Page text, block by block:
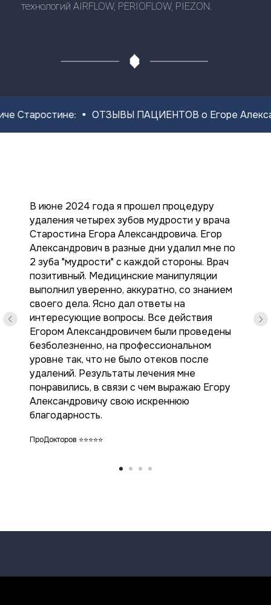
ОТЗЫВЫ ПАЦИЕНТОВ о Егоре
В июне 2024 года я прошел процедуру
удаления четырех зубов мудрости у врача
Старостина Егора Александровича. Егор
Александрович в разные дни удалил мне по
2 зуба "мудрости" с каждой стороны. Врач
позитивный. Медицинские манипуляции
выполнил уверенно, аккуратно, со знанием
своего дела. Ясно дал ответы на
интересующие вопросы. Все действия
Егором Александровичем были проведены
безболезненно, на профессиональном
уровне так, что не было отеков после
удалений. Результаты лечения мне
понравились, в связи с чем выражаю Егору
Александровичу свою искреннюю
благодарность.
ПроДокторов ⭐️⭐️⭐️⭐️⭐️